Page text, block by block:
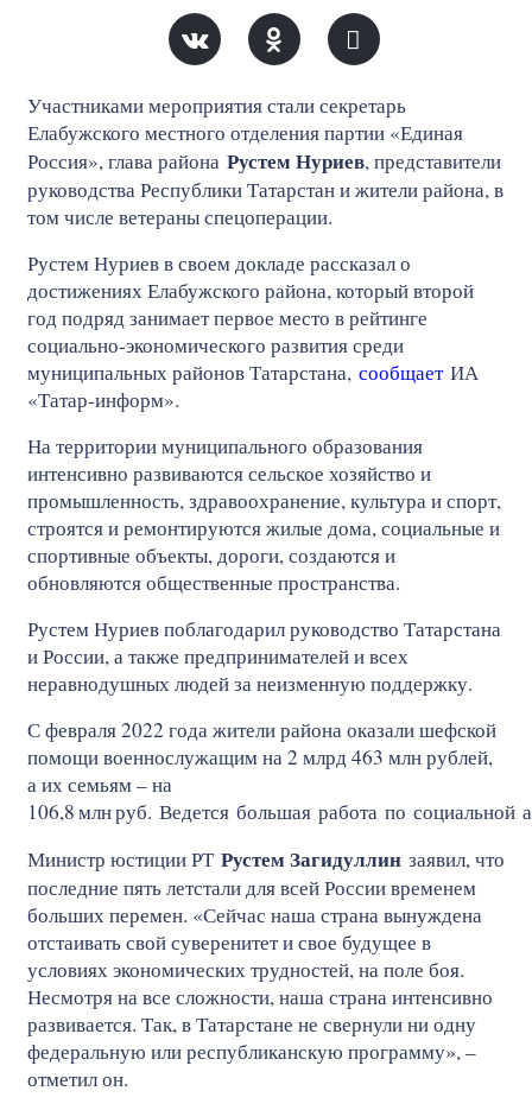
Участниками мероприятия стали секретарь
Елабужского местного отделения партии «Единая
Россия», глава района Рустем Нуриев, представители
руководства Республики Татарстан и жители района, в
том числе ветераны спецоперации.
Рустем Нуриев в своем докладе рассказал о
достижениях Елабужского района, который второй
год подряд занимает первое место в рейтинге
социально‑экономического развития среди
муниципальных районов Татарстана, сообщаетИА
«Татар-информ».
На территории муниципального образования
интенсивно развиваются сельское хозяйство и
промышленность, здравоохранение, культура и спорт,
строятся и ремонтируются жилые дома, социальные и
спортивные объекты, дороги, создаются и
обновляются общественные пространства.
Рустем Нуриев поблагодарил руководство Татарстана
и России, а также предпринимателей и всех
неравнодушных людей за неизменную поддержку.
С февраля 2022 года жители района оказали шефской
помощи военнослужащим на 2 млрд 463 млн рублей,
а их семьям – на
106,8млнруб. Ведется большая работа по
Министр юстиции РТ Рустем Загидуллин заявил, что
последние пять летстали для всей России временем
больших перемен. «Сейчас наша страна вынуждена
отстаивать свой суверенитет и свое будущее в
условиях экономических трудностей, на поле боя.
Несмотря на все сложности, наша страна интенсивно
развивается. Так, в Татарстане не свернули ни одну
федеральную или республиканскую программу», –
отметил он.